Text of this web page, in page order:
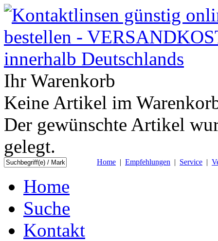
Ihr Warenkorb
Keine Artikel im
Der gewünschte Artikel
gelegt.
Home | Empfehlungen | Service |
Home
Suche
Kontakt